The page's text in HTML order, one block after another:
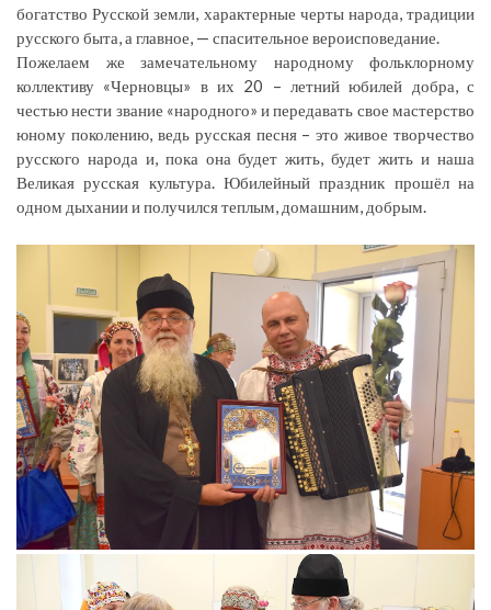
богатство Русской земли, характерные черты народа, традиции
русского быта, а главное, — спасительное вероисповедание.
Пожелаем же замечательному народному фольклорному
коллективу «Черновцы» в их 20 – летний юбилей добра, с
честью нести звание «народного» и передавать свое мастерство
юному поколению, ведь русская песня – это живое творчество
русского народа и, пока она будет жить, будет жить и наша
Великая русская культура. Юбилейный праздник прошёл на
одном дыхании и получился теплым, домашним, добрым.